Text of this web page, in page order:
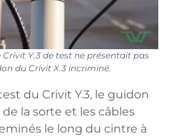
Y.3 de test ne présentait pas
du Crivit X.3 incriminé.
du Crivit Y.3, le guidon
la sorte et les câbles
le long du cintre à